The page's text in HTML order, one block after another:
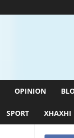
OPINION
SPORT XHAXHI